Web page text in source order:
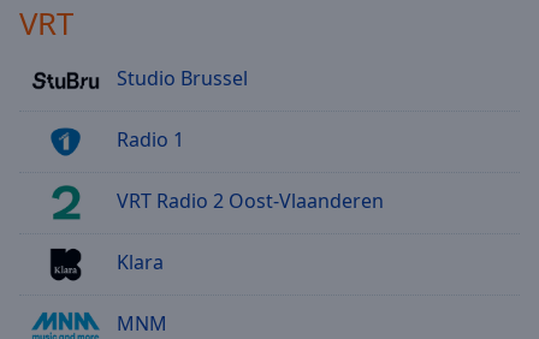
VRT
Studio Brussel
Radio 1
VRT Radio 2 Oost-Vlaanderen
Klara
MNM